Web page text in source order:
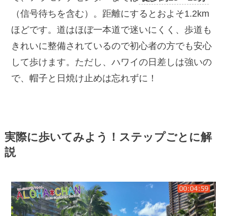
（信号待ちを含む）。距離にするとおよそ1.2km
ほどです。道はほぼ一本道で迷いにくく、歩道も
きれいに整備されているので初心者の方でも安心
して歩けます。ただし、ハワイの日差しは強いの
で、帽子と日焼け止めは忘れずに！
実際に歩いてみよう！ステップごとに解
説